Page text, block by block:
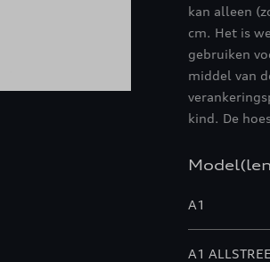
kan alleen
cm. Het is
gebruiken
middel van
kind. De
A1
A1